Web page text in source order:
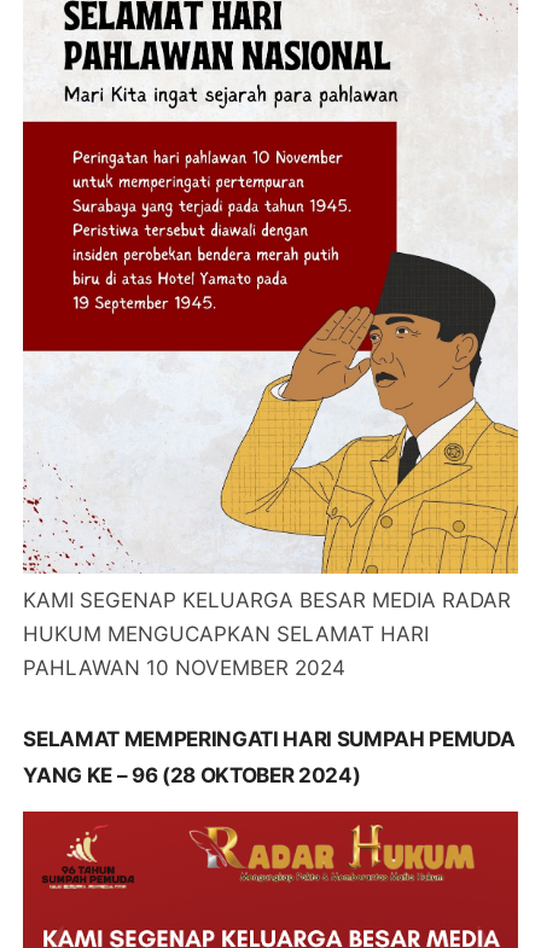
KAMI SEGENAP KELUARGA BESAR MEDIA RADAR
HUKUM MENGUCAPKAN SELAMAT HARI
PAHLAWAN 10 NOVEMBER 2024
SELAMAT MEMPERINGATI HARI SUMPAH PEMUDA
YANG KE – 96 (28 OKTOBER 2024)